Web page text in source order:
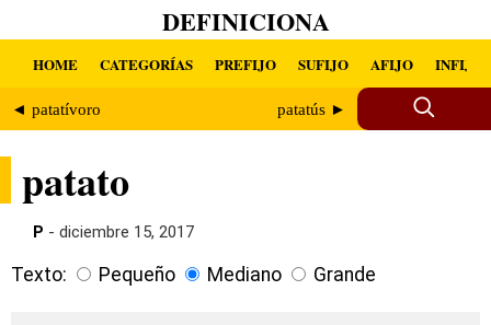
DEFINICIONA
HOME CATEGORÍAS PREFIJO SUFIJO AFIJO INFIJO
◄ patatívoro patatús ►
patato
P - diciembre 15, 2017
Texto: Pequeño Mediano Grande